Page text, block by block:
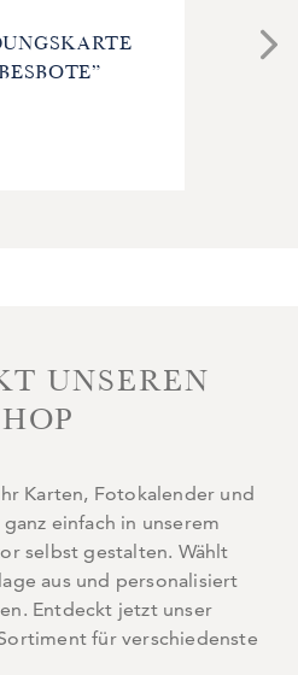
UNSEREN
Karten, Fotokalender und
einfach in unserem
selbst gestalten. Wählt
aus und personalisiert
Entdeckt jetzt unser
für verschiedenste